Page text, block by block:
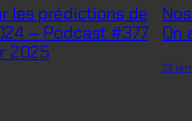
les prédictions de
– Podcast #377
2025
On
23